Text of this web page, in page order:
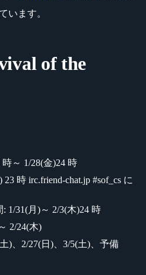
います。
of the
～ 1/28(金)24 時
時 irc.friend-chat.jp #sof_cs に
1/31(月)～ 2/3(木)24 時
2/24(木)
)、2/27(日)、3/5(土)、予備